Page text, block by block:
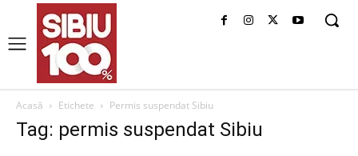
Acasă Etichete Permis suspendat Sibiu
Tag: permis suspendat Sibiu